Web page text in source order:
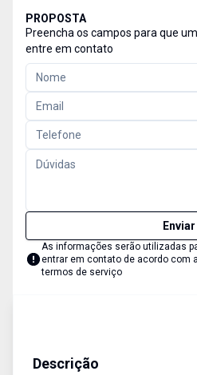
PROPOSTA
Preencha os campos para que
entre em contato
Enviar
As informações serão utilizadas
entrar em contato de acordo com a
termos de serviço
Descrição